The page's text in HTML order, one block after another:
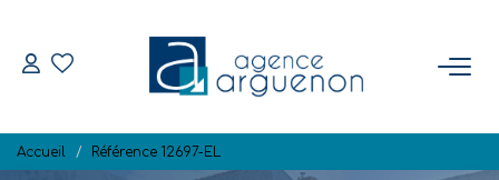
Accueil Référence 12697-EL